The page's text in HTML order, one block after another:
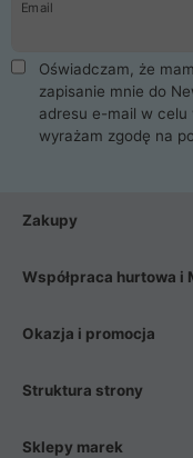
Email
Oświadczam, że
zapisanie mnie do
adresu e-mail w celu
wyrażam zgodę na
Zakupy
Współpraca hurtowa i
Okazja i promocja
Struktura strony
Sklepy marek